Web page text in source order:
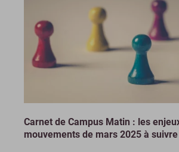
Carnet de Campus Matin : les
mouvements de mars 2025 à suivre